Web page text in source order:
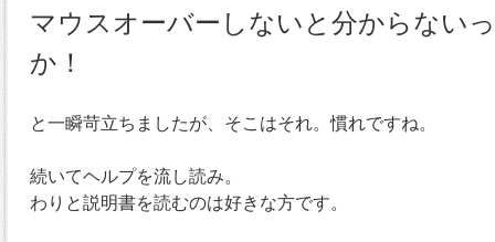
マウスオーバーしないと分からない
か！
と一瞬苛立ちましたが、そこはそれ。慣れですね。
続いてヘルプを流し読み。
わりと説明書を読むのは好きな方です。